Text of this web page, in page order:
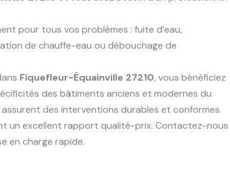
pour tous vos problèmes : fuite d’eau,
de chauffe-eau ou débouchage de
Fiquefleur-Équainville 27210, vous bénéficiez
des bâtiments anciens et modernes du
des interventions durables et conformes
un excellent rapport qualité-prix. Contactez-nous
en charge rapide.